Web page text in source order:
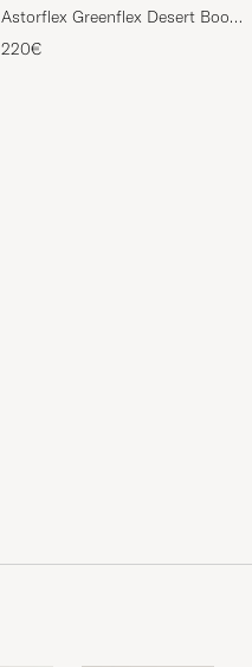
Astorflex Greenflex Desert Boot
Dark Brown Suede
220€